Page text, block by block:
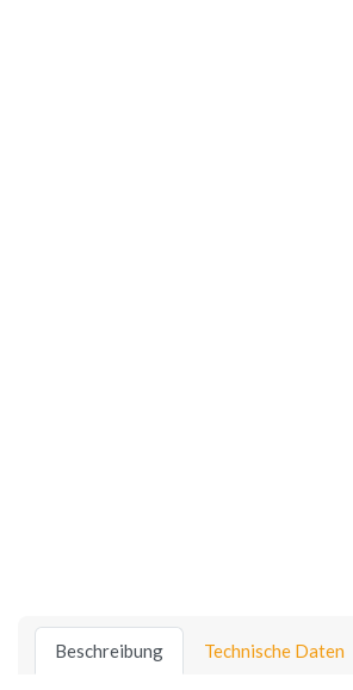
Beschreibung Technische Daten